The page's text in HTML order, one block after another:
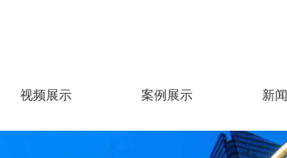
视频展示 案例展示 新